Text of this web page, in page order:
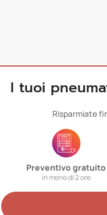
I tuoi
Risparmiate
Preventivo gratuito
in meno di 2 ore